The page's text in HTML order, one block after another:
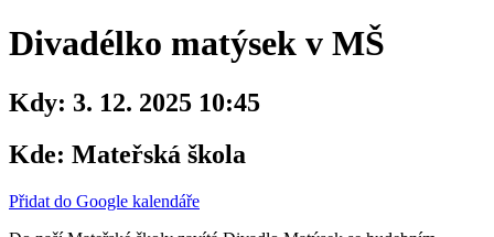
Divadélko matýsek v MŠ
Kdy: 3. 12. 2025 10:45
Kde: Mateřská škola
Přidat do Google kalendáře